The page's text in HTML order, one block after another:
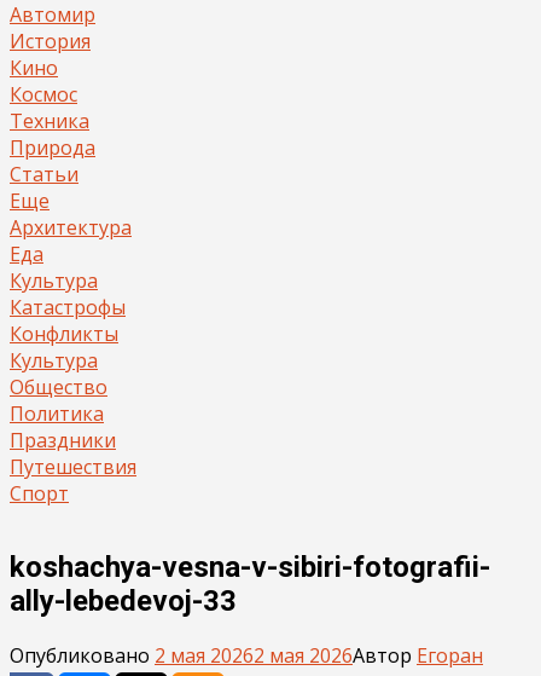
Автомир
История
Кино
Космос
Техника
Природа
Статьи
Еще
Архитектура
Еда
Культура
Катастрофы
Конфликты
Культура
Общество
Политика
Праздники
Путешествия
Спорт
koshachya-vesna-v-sibiri-fotografii-
ally-lebedevoj-33
Опубликовано 2 мая 20262 мая 2026Автор Егоран